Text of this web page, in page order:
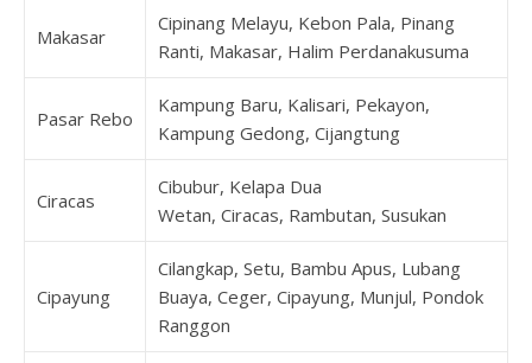
Makasar
Cipinang Melayu, Kebon Pala, Pinang
Ranti, Makasar, Halim Perdanakusuma
Pasar Rebo
Kampung Baru, Kalisari, Pekayon,
Kampung Gedong, Cijangtung
Ciracas
Cibubur, Kelapa Dua
Wetan, Ciracas, Rambutan, Susukan
Cipayung
Cilangkap, Setu, Bambu Apus, Lubang
Buaya, Ceger, Cipayung, Munjul, Pondok
Ranggon